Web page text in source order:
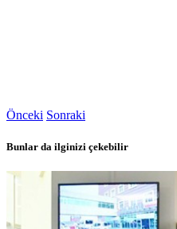
Önceki Sonraki
Bunlar da ilginizi çekebilir